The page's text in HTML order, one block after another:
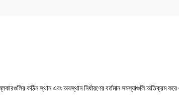
কঠিন স্থান এবং অবস্থান নির্ধারণের বর্তমান সমস্যাগুলি অতিক্রম